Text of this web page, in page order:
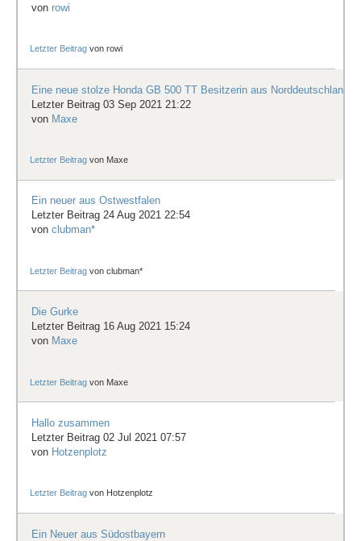
von rowi
Letzter Beitrag vonrowi
Eine neue stolze Honda GB 500 TT Besitzerin aus Norddeutschland
Letzter Beitrag 03 Sep 2021 21:22
von Maxe
Letzter Beitrag von Maxe
Ein neuer aus Ostwestfalen
Letzter Beitrag 24 Aug 2021 22:54
von clubman*
Letzter Beitrag vonclubman*
Die Gurke
Letzter Beitrag 16 Aug 2021 15:24
von Maxe
Letzter Beitrag von Maxe
Hallo zusammen
Letzter Beitrag 02 Jul 2021 07:57
von Hotzenplotz
Letzter Beitrag von Hotzenplotz
Ein Neuer aus Südostbayern